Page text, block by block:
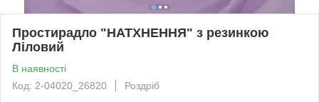
Простирадло "НАТХНЕННЯ" з резинкою
Ліловий
В наявності
Код: 2-04020_26820
Роздріб